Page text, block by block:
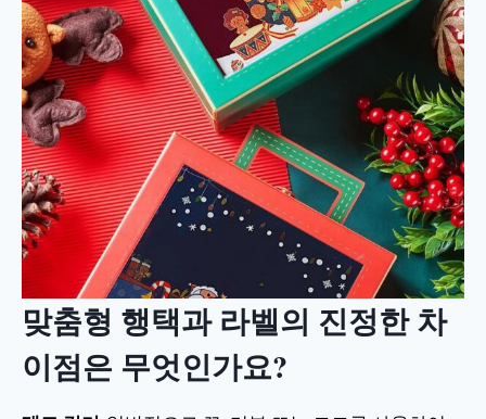
맞춤형 행택과 라벨의 진정한 차
이점은 무엇인가요?